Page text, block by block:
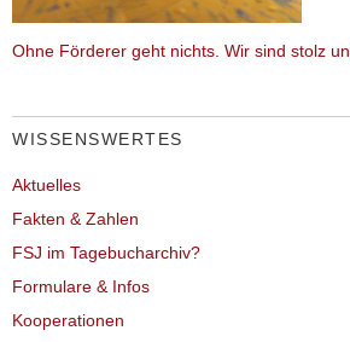
Ohne Förderer geht nichts. Wir sind stolz
WISSENSWERTES
Aktuelles
Fakten & Zahlen
FSJ im Tagebucharchiv?
Formulare & Infos
Kooperationen